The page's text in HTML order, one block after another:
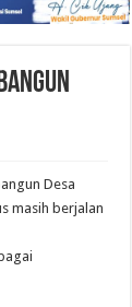
Desa
masih berjalan